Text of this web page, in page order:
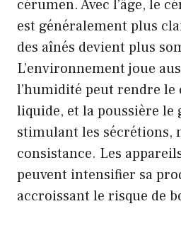
cérumen. Avec l’âge, le
est généralement plus
des aînés devient plus
L’environnement joue
l’humidité peut rendre le
liquide, et la poussière le
stimulant les sécrétions,
consistance. Les
peuvent intensifier sa
accroissant le risque de